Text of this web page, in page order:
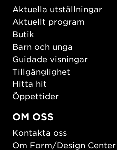
Aktuella utställningar
Aktuellt program
Butik
Barn och unga
Guidade visningar
Tillgänglighet
Hitta hit
Öppettider
OM OSS
Kontakta oss
Om Form/Design Center